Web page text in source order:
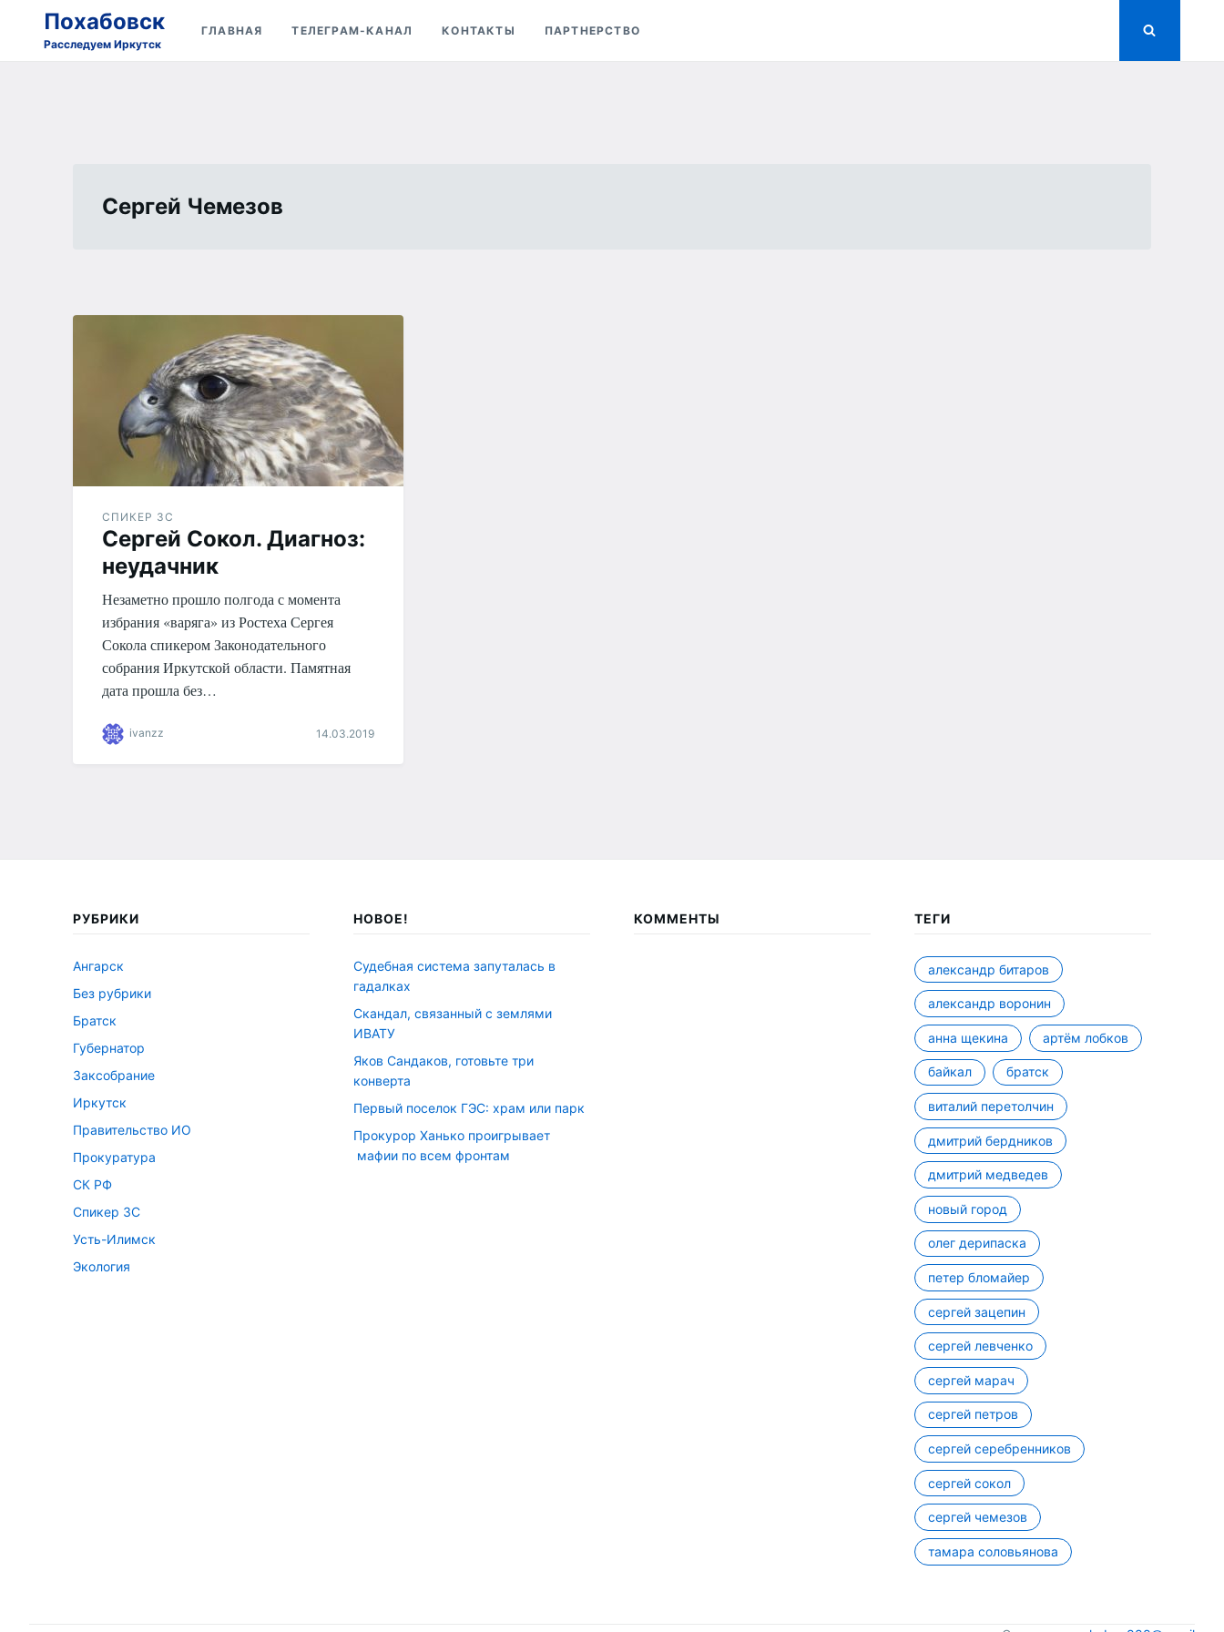
Search
for:
Похабовск
Расследуем Иркутск
ГЛАВНАЯ ТЕЛЕГРАМ-КАНАЛ КОНТАКТЫ ПАРТНЕРСТВО
Сергей Чемезов
СПИКЕР ЗС
Сергей Сокол. Диагноз:
неудачник
Незаметно прошло полгода с момента
избрания «варяга» из Ростеха Сергея
Сокола спикером Законодательного
собрания Иркутской области. Памятная
дата прошла без…
ivanzz 14.03.2019
РУБРИКИ
Ангарск
Без рубрики
Братск
Губернатор
Заксобрание
Иркутск
Правительство ИО
Прокуратура
СК РФ
Спикер ЗС
Усть-Илимск
Экология
НОВОЕ!
Судебная система запуталась в
гадалках
Скандал, связанный с землями
ИВАТУ
Яков Сандаков, готовьте три
конверта
Первый поселок ГЭС: храм или парк
Прокурор Ханько проигрывает
мафии по всем фронтам
КОММЕНТЫ ТЕГИ
александр битаров
александр воронин
анна щекина артём лобков
байкал братск
виталий перетолчин
дмитрий бердников
дмитрий медведев
новый город
олег дерипаска
петер бломайер
сергей зацепин
сергей левченко
сергей марач
сергей петров
сергей серебренников
сергей сокол
сергей чемезов
тамара соловьянова